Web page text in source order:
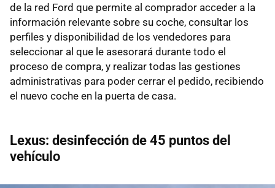
de la red Ford que permite al comprador acceder a la
información relevante sobre su coche, consultar los
perfiles y disponibilidad de los vendedores para
seleccionar al que le asesorará durante todo el
proceso de compra, y realizar todas las gestiones
administrativas para poder cerrar el pedido, recibiendo
el nuevo coche en la puerta de casa.
Lexus: desinfección de 45 puntos del
vehículo